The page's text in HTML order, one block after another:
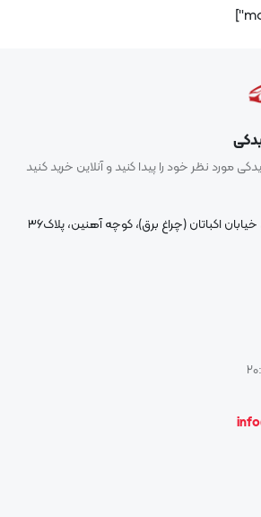
مورد نظر خود را پیدا کنید و آنلاین خرید کنید
اکباتان (چراغ برق)، کوچه آهنین، پلاک۳۶